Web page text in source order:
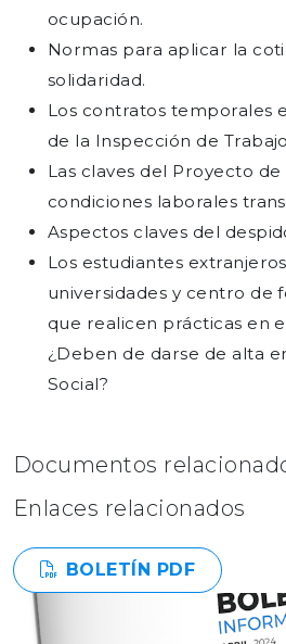
ocupación.
Normas para aplicar la
solidaridad.
Los contratos temporales
de la Inspección de
Las claves del Proyecto
condiciones laborales
Aspectos claves del
Los estudiantes
universidades y centro de
que realicen prácticas en
¿Deben de darse de alta
Social?
Documentos
Enlaces relacionados
BOLETÍN PDF